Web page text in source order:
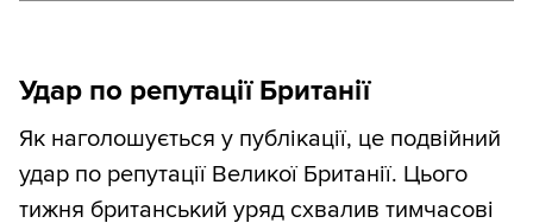
Удар по репутації Британії
Як наголошується у публікації, це подвійний
удар по репутації Великої Британії. Цього
тижня британський уряд схвалив тимчасові